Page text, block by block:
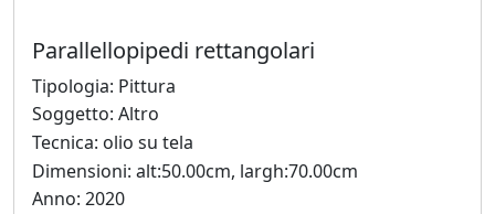
Ado
Furlanetto
Ugo
Gangheri
Parallellopipedi rettangolari
Tipologia: Pittura
Soggetto: Altro
Tecnica: olio su tela
Dimensioni: alt:50.00cm, largh:70.00cm
Anno: 2020